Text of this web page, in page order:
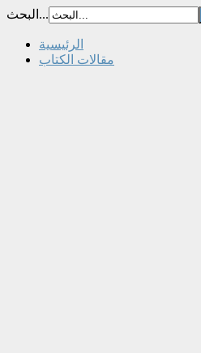
البحث...
الرئيسية
مقالات الكتاب